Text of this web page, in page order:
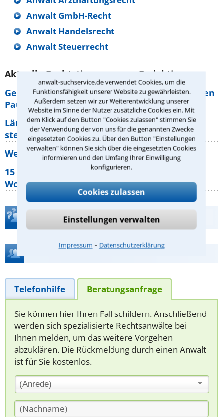
anwalt-suchservice.de verwendet Cookies, um die
Funktionsfähigkeit unserer Website zu gewährleisten.
Außerdem setzen wir zur Weiterentwicklung unserer
Website im Sinne der Nutzer zusätzliche Cookies ein. Mit
dem Klick auf den Button "Cookies zulassen" stimmen Sie
der Verwendung der von uns für die genannten Zwecke
eingesetzten Cookies zu. Über den Button "Einstellungen
verwalten" können Sie sich über die eingesetzten Cookies
informieren und den Umfang Ihrer Einwilligung
konfigurieren.
Cookies zulassen
Einstellungen verwalten
Impressum ⁃ Datenschutzerklärung
Anwalt GmbH-Recht
Anwalt Handelsrecht
Anwalt Steuerrecht
Aktuelle Rechtstipps unserer Redaktion
Geänderte Abflugzeiten: Welche Rechte haben
Pauschalurlauber?
Lärm von den Nachbarn: Welche Rechte
stehen mir zu?
Wer muss Zweitwohnungssteuer zahlen?
15 elementare Rechte, die jeder
Wohnungseigentümer kennen sollte
Teste Dein Rechtswissen
Hilfe bei Ihrer Anwaltsuche?
Telefonhilfe Beratungsanfrage
Sie können hier Ihren Fall schildern. Anschließend
werden sich spezialisierte Rechtsanwälte bei
Ihnen melden, um das weitere Vorgehen
abzuklären. Die Rückmeldung durch einen Anwalt
ist für Sie kostenlos.
(Anrede)